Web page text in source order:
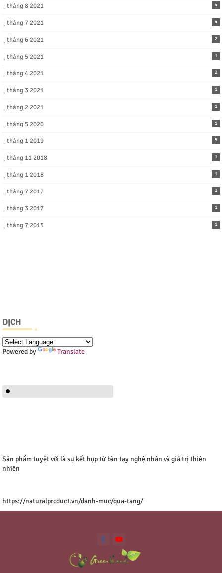
tháng 8 2021 4
tháng 7 2021 4
tháng 6 2021 2
tháng 5 2021 1
tháng 4 2021 2
tháng 3 2021 1
tháng 2 2021 1
tháng 5 2020 1
tháng 1 2019 5
tháng 11 2018 1
tháng 1 2018 1
tháng 7 2017 1
tháng 3 2017 1
tháng 7 2015 1
DỊCH
Powered by Translate
Sản phẩm tuyệt vời là sự kết hợp từ bàn tay nghệ nhân và giá trị thiên
nhiên
https://naturalproduct.vn/danh-muc/qua-tang/